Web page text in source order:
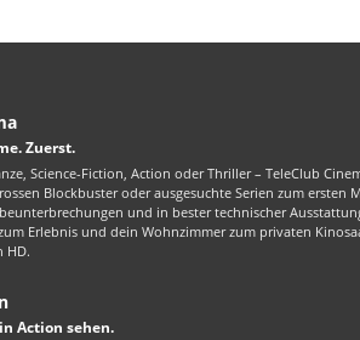
Zuerst.
Science-Fiction, Action oder Thriller – TeleClub
Blockbuster oder ausgesuchte Serien zum ersten
und in bester technischer
Erlebnis und dein Wohnzimmer zum privaten
HD.
Action sehen.